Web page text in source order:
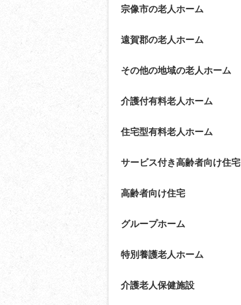
宗像市の老人ホーム
遠賀郡の老人ホーム
その他の地域の老人ホーム
介護付有料老人ホーム
住宅型有料老人ホーム
サービス付き高齢者向け住宅
高齢者向け住宅
グループホーム
特別養護老人ホーム
介護老人保健施設